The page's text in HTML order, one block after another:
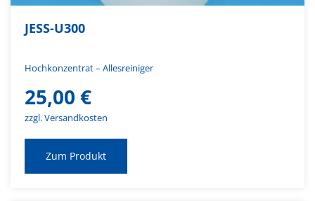
JESS-U300
Hochkonzentrat – Allesreiniger
25,00 €
zzgl. Versandkosten
Zum Produkt